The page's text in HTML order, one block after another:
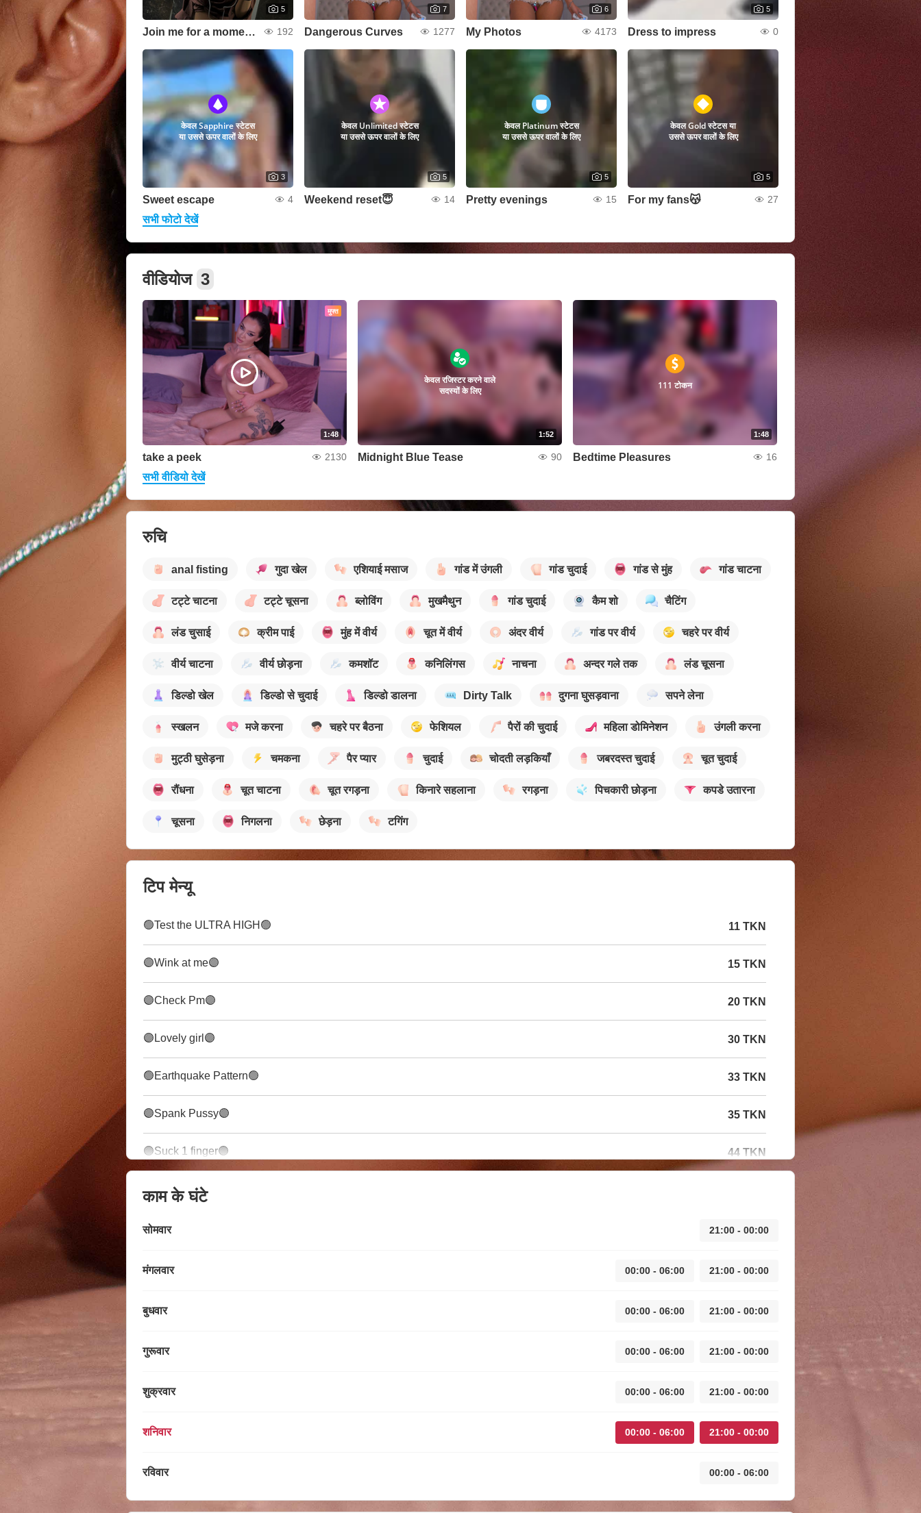
5
Join me for a moment👀 192
7
Dangerous Curves 1277
6
My Photos 4173
5
Dress to impress 0
केवल Sapphire स्टेटस
या उससे ऊपर वालों के लिए
3
Sweet escape 4
केवल Unlimited स्टेटस
या उससे ऊपर वालों के लिए
5
Weekend reset😇 14
केवल Platinum स्टेटस
या उससे ऊपर वालों के लिए
5
Pretty evenings 15
केवल Gold स्टेटस या
उससे ऊपर वालों के लिए
5
For my fans😽 27
सभी फोटो देखें
वीडियोज 3
मुफ्त
1:48
take a peek 2130
1:52
केवल रजिस्टर करने वाले
सदस्यों के लिए
Midnight Blue Tease 90
1:48
111 टोकन
Bedtime Pleasures 16
सभी वीडियो देखें
रुचि
anal fisting गुदा खेल एशियाई मसाज गांड में उंगली गांड चुदाई गांड से मुंह गांड चाटना
टट्टे चाटना टट्टे चूसना ब्लोविंग मुखमैथुन गांड चुदाई कैम शो चैटिंग
लंड चुसाई क्रीम पाई मुंह में वीर्य चूत में वीर्य अंदर वीर्य गांड पर वीर्य चहरे पर वीर्य
वीर्य चाटना वीर्य छोड़ना कमशॉट कनिलिंगस नाचना अन्दर गले तक लंड चूसना
डिल्डो खेल डिल्डो से चुदाई डिल्डो डालना Dirty Talk दुगना घुसड़वाना सपने लेना
स्खलन मजे करना चहरे पर बैठना फेशियल पैरों की चुदाई महिला डोमिनेशन उंगली करना
मुट्ठी घुसेड़ना चमकना पैर प्यार चुदाई चोदती लड़कियाँ जबरदस्त चुदाई चूत चुदाई
रौंधना चूत चाटना चूत रगड़ना किनारे सहलाना रगड़ना पिचकारी छोड़ना कपडे उतारना
चूसना निगलना छेड़ना टगिंग
टिप मेन्यू
🟢Test the ULTRA HIGH🟢 11 TKN
🟣Wink at me🟣 15 TKN
🟣Check Pm🟣 20 TKN
🟣Lovely girl🟣 30 TKN
🟢Earthquake Pattern🟢 33 TKN
🟣Spank Pussy🟣 35 TKN
🟣Suck 1 finger🟣 44 TKN
काम के घंटे
सोमवार 21:00 - 00:00
मंगलवार 00:00 - 06:00 21:00 - 00:00
बुधवार 00:00 - 06:00 21:00 - 00:00
गुरूवार 00:00 - 06:00 21:00 - 00:00
शुक्रवार 00:00 - 06:00 21:00 - 00:00
शनिवार 00:00 - 06:00 21:00 - 00:00
रविवार 00:00 - 06:00